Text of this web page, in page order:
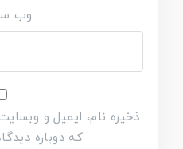
وب‌
ذخیره نام، ایمیل و
که دوباره